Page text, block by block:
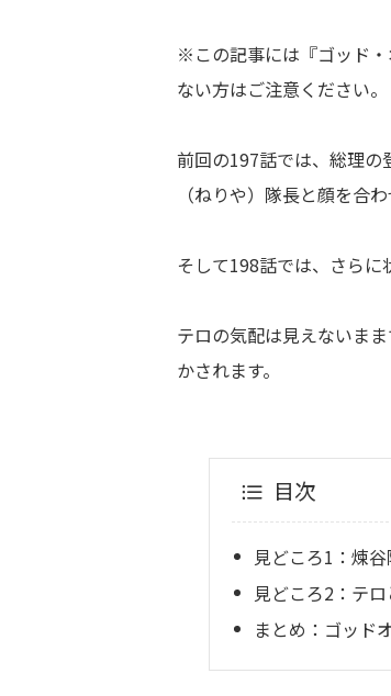
※この記事には『ゴッド
ない方はご注意ください。
前回の197話では、総理
（ねりや）隊長と顔を合
そして198話では、さらに
テロの気配は見えないま
かされます。
目次
見どころ1：煉
見どころ2：テ
まとめ：ゴッド